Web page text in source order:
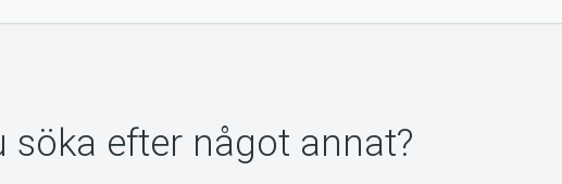
söka efter något annat?